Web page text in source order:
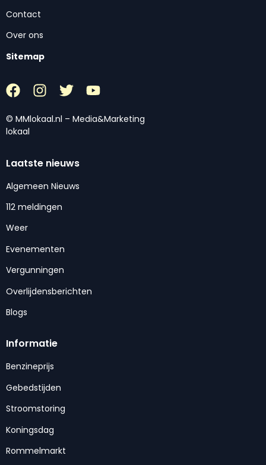
Contact
Over ons
Sitemap
© MMlokaal.nl – Media&Marketing
lokaal
Laatste nieuws
Algemeen Nieuws
112 meldingen
Weer
Evenementen
Vergunningen
Overlijdensberichten
Blogs
Informatie
Benzineprijs
Gebedstijden
Stroomstoring
Koningsdag
Rommelmarkt